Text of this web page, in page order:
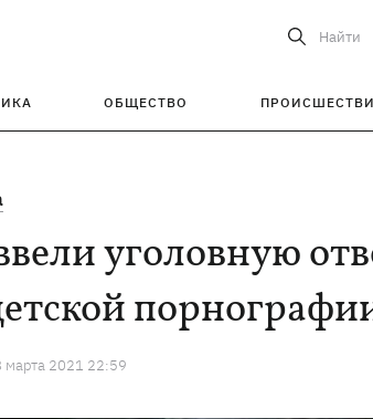
Найти
ОБЩЕСТВО
уголовную
марта 2021 22:59